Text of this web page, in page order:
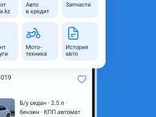
область
Б/y
Оригинал